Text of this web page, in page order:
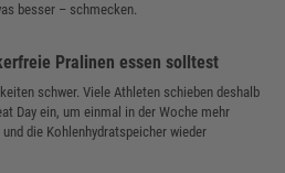
besser – schmecken.
Pralinen essen solltest
schwer. Viele Athleten schieben deshalb
Day ein, um einmal in der Woche mehr
die Kohlenhydratspeicher wieder